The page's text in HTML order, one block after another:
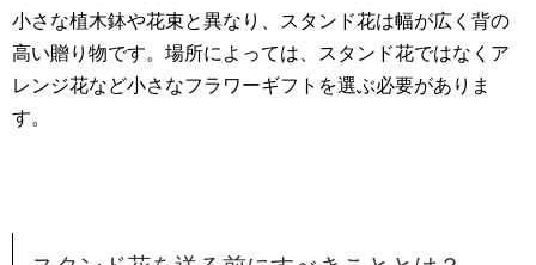
小さな植木鉢や花束と異なり、スタンド花は幅が広く背の
高い贈り物です。場所によっては、スタンド花ではなくア
レンジ花など小さなフラワーギフトを選ぶ必要がありま
す。